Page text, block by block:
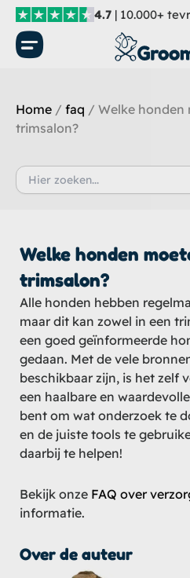
naar
4.7 | 10.000+
Home / faq / Welke honden
trimsalon?
Zoek
naar:
Welke honden
trimsalon?
Alle honden hebben
maar dit kan zowel in een
een goed geïnformeerde
gedaan. Met de vele
beschikbaar zijn, is het zelf
een haalbare en
bent om wat onderzoek te
en de juiste tools te
daarbij te helpen!
Bekijk onze FAQ over
informatie.
Over de auteur